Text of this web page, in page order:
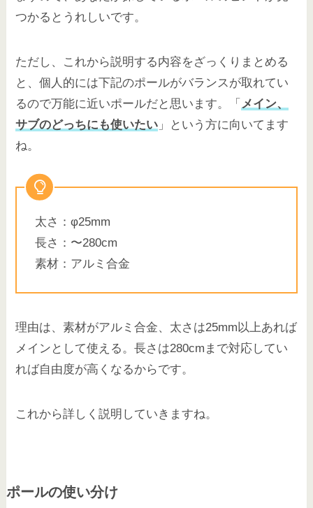
つかるとうれしいです。
ただし、これから説明する内容をざっくりまとめる
と、個人的には下記のポールがバランスが取れてい
るので万能に近いポールだと思います。「 メイン、
サブのどっちにも使いたい 」という方に向いてます
ね。
太さ：φ25mm
長さ：〜280cm
素材：アルミ合金
理由は、素材がアルミ合金、太さは25mm以上あれば
メインとして使える。長さは280cmまで対応してい
れば自由度が高くなるからです。
これから詳しく説明していきますね。
ポールの使い分け